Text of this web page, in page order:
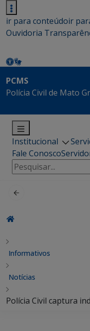
ir para conteúdoir
Ouvidoria
PCMS
Polícia Civil de Mato
Institucional
Fale Conosco
Pesquisar
por:
Informativos
Notícias
Polícia Civil captura